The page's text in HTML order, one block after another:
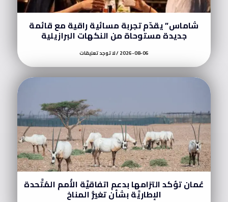
شاماس” يقدّم تجربة مسائية راقية مع قائمة
جديدة مستوحاة من النكهات البرازيلية
2026-08-06 لا توجد تعليقات
عُمان تؤكد التزامها بدعم اتفاقيَّة الأُمم المُتَّحدة
الإطاريَّة بشأن تغيُّر المناخ